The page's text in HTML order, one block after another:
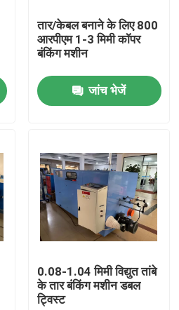
तार/केबल बनाने के लिए 800
आरपीएम 1-3 मिमी कॉपर
बंकिंग मशीन
जांच भेजें
0.08-1.04 मिमी विद्युत तांबे
के तार बंकिंग मशीन डबल
ट्विस्ट